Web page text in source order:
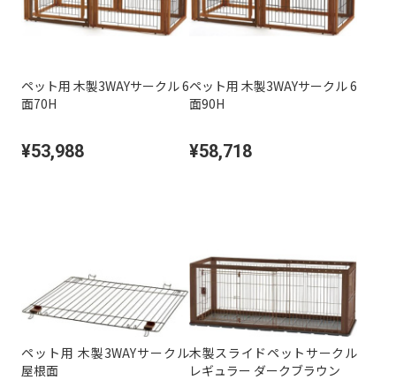
ペット用 木製3WAYサークル 6
面70H
¥53,988
ペット用 木製3WAYサークル 6
面90H
¥58,718
ペット用 木製3WAYサークル
屋根面
木製スライドペットサークル
レギュラー ダークブラウン